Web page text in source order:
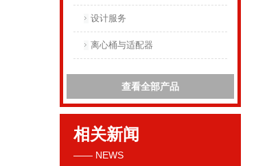
设计服务
离心桶与适配器
查看全部产品
相关新闻
—— NEWS